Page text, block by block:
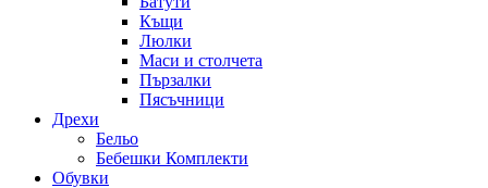
Къщи
Люлки
Маси и столчета
Пързалки
Пясъчници
Дрехи
Бельо
Бебешки Комплекти
Обувки